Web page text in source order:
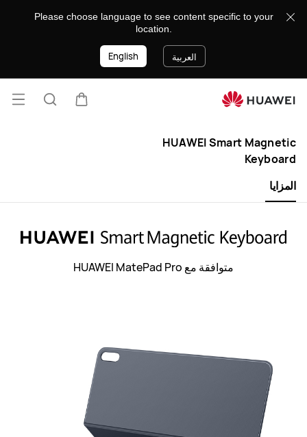
HUAWEI
Keyboard
Please choose language to see content specific to your
location.
العربية English
فتح
HUAWEI Smart Magnetic
Keyboard
المزايا
متوافقة مع HUAWEI MatePad Pro